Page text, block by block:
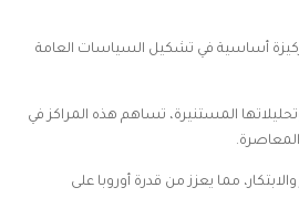
ركيزة أساسية في تشكيل السياسات العامة
المستنيرة، تساهم هذه المراكز في
مما يعزز من قدرة أوروبا على